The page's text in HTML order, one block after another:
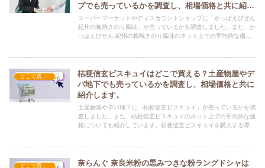
プでも売っているかを調査し、相場価格と共に紹介
します。
スーパーマーケットやディスカウントショップに「かっぱえびせん
紀州の梅焼きのり風味」が売っているかを調査しました。また、か
っぱえびせん 紀州の梅焼きのり風味のネット上での平均的な価格
桔梗信玄ビスキュイはどこで買える？土産物屋やデ
パ地下でも売っているかを調査し、相場価格と共に
紹介します。
土産物屋やデパ地下に「桔梗信玄ビスキュイ」が売っているかを調
査しました。また、桔梗信玄ビスキュイのネット上での平均的な価
格についても紹介しています。桔梗信玄ビスキュイを購入する際に
奈らんぐ 奈良米粉の黒みつきな粉ラングドシャは